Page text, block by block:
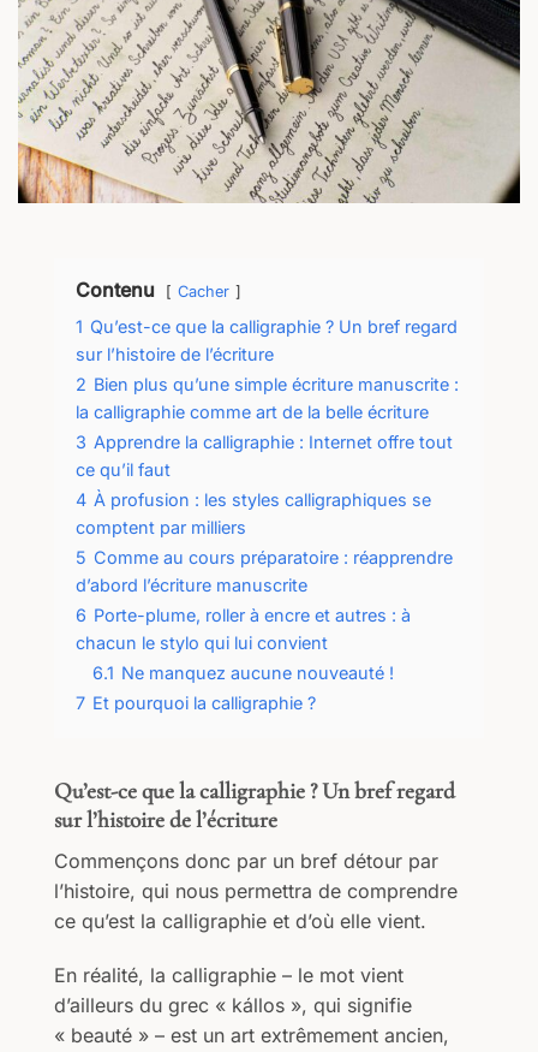
Contenu Cacher
1 Qu’est-ce que la calligraphie ? Un bref regard
sur l’histoire de l’écriture
2 Bien plus qu’une simple écriture manuscrite :
la calligraphie comme art de la belle écriture
3 Apprendre la calligraphie : Internet offre tout
ce qu’il faut
4 À profusion : les styles calligraphiques se
comptent par milliers
5 Comme au cours préparatoire : réapprendre
d’abord l’écriture manuscrite
6 Porte-plume, roller à encre et autres : à
chacun le stylo qui lui convient
6.1 Ne manquez aucune nouveauté !
7 Et pourquoi la calligraphie ?
Qu’est-ce que la calligraphie ? Un bref regard
sur l’histoire de l’écriture
Commençons donc par un bref détour par
l’histoire, qui nous permettra de comprendre
ce qu’est la calligraphie et d’où elle vient.
En réalité, la calligraphie – le mot vient
d’ailleurs du grec « kállos », qui signifie
« beauté » – est un art extrêmement ancien,